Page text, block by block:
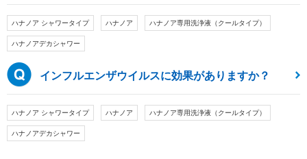
ハナノア シャワータイプ ハナノア ハナノア専用洗浄液（クールタイプ）
ハナノアデカシャワー
インフルエンザウイルスに効果がありますか？
ハナノア シャワータイプ ハナノア ハナノア専用洗浄液（クールタイプ）
ハナノアデカシャワー